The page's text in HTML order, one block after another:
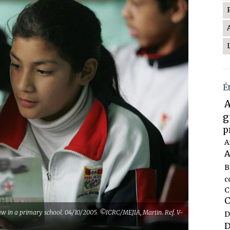
in a primary school. 04/10/2005. ©ICRC/MEJIA, Martin. Ref. V-